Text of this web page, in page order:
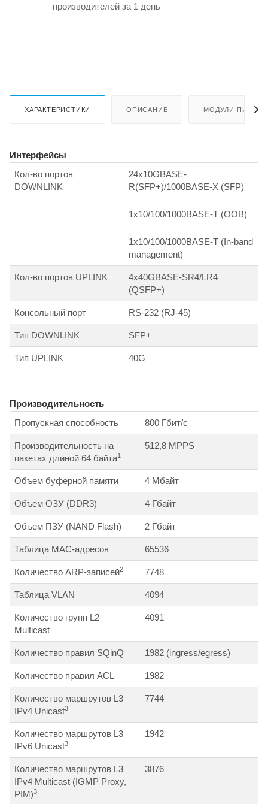
производителей за 1 день
ХАРАКТЕРИСТИКИ ОПИСАНИЕ МОДУЛИ
Интерфейсы
Кол-во портов
DOWNLINK
24x10GBASE-
R(SFP+)/1000BASE-X (SFP)
1х10/100/1000BASE-T (ООВ)
1х10/100/1000BASE-T (In-band
management)
Кол-во портов UPLINK
4x40GBASE-SR4/LR4
(QSFP+)
Консольный порт RS-232 (RJ-45)
Тип DOWNLINK SFP+
Тип UPLINK 40G
Производительность
Пропускная способность
800 Гбит/c
Производительность на
пакетах длиной 64 байта1
512,8 MPPS
Объем буферной памяти 4 Мбайт
Объем ОЗУ (DDR3) 4 Гбайт
Объем ПЗУ (NAND Flash) 2 Гбайт
Таблица MAC-адресов 65536
Количество ARP-записей2 7748
Таблица VLAN 4094
Количество групп L2
Multicast
4091
Количество правил SQinQ 1982 (ingress/egress)
Количество правил ACL 1982
Количество маршрутов L3
IPv4 Unicast3
7744
Количество маршрутов L3
IPv6 Unicast3
1942
Количество маршрутов L3
IPv4 Multicast (IGMP Proxy,
PIM)3
3876